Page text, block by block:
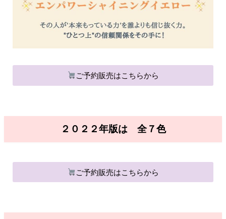
ご予約販売はこちらから
２０２２年版は 全７色
ご予約販売はこちらから